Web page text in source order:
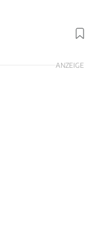
Foto: Hersteller
ANZEIGE